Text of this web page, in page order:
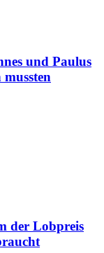
und Paulus
der Lobpreis